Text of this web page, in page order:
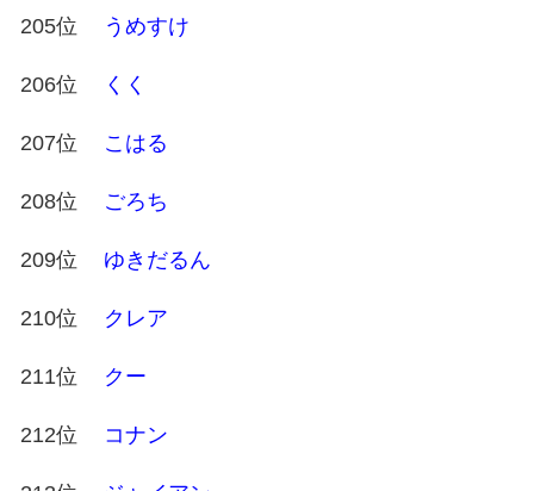
205位 うめすけ
206位 くく
207位 こはる
208位 ごろち
209位 ゆきだるん
210位 クレア
211位 クー
212位 コナン